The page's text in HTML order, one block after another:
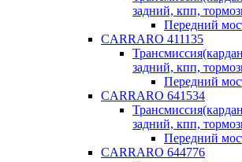
задний, кпп,
Передний
CARRARO 411135
задний, кпп,
Передний
CARRARO 641534
задний, кпп,
Передний
CARRARO 644776